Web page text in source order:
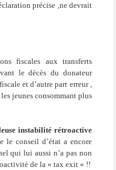
précise ,ne devrait
fiscales aux transferts
le décès du donateur
et d’autre part erreur ,
jeunes consommant plus
instabilité rétroactive
le conseil d’état a encore
qui lui aussi n’a pas non
de la « tax exit « !!